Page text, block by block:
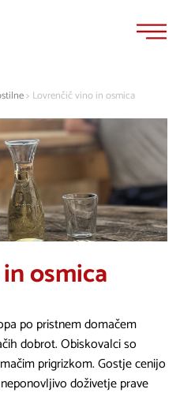
> Lovrenčič vino in osmica
osmica
po pristnem domačem
dobrot. Obiskovalci so
prigrizkom. Gostje cenijo
doživetje prave